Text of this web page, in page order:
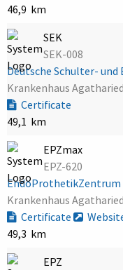
46,9 km
SEK
SEK-008
Deutsche Schulter-
Krankenhaus
Certificate
49,1 km
EPZmax
EPZ-620
Krankenhaus
Certificate
49,3 km
EPZ